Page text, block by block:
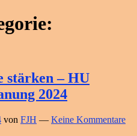
stärken – HU
2024
von FJH — Keine Kommentare